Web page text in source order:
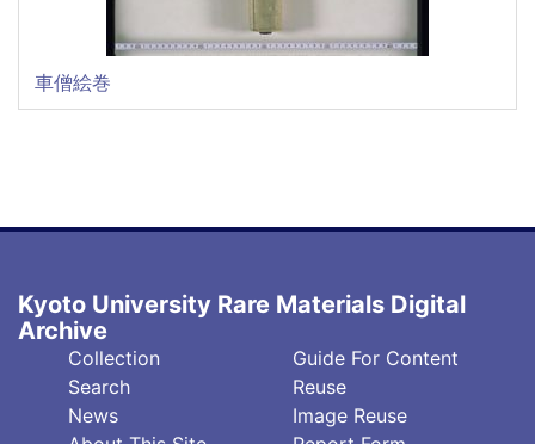
車僧絵巻
Kyoto University Rare Materials Digital
Archive
Collection
Search
News
Guide For Content
Reuse
Image Reuse